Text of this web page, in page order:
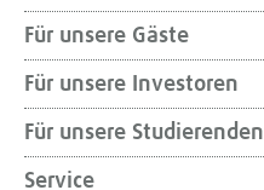
Für unsere Gäste
Für unsere Investoren
Für unsere Studierenden
Service